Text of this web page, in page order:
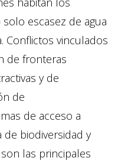
escasez de agua
Conflictos vinculados
de fronteras
y de
de
de acceso a
biodiversidad y
las principales